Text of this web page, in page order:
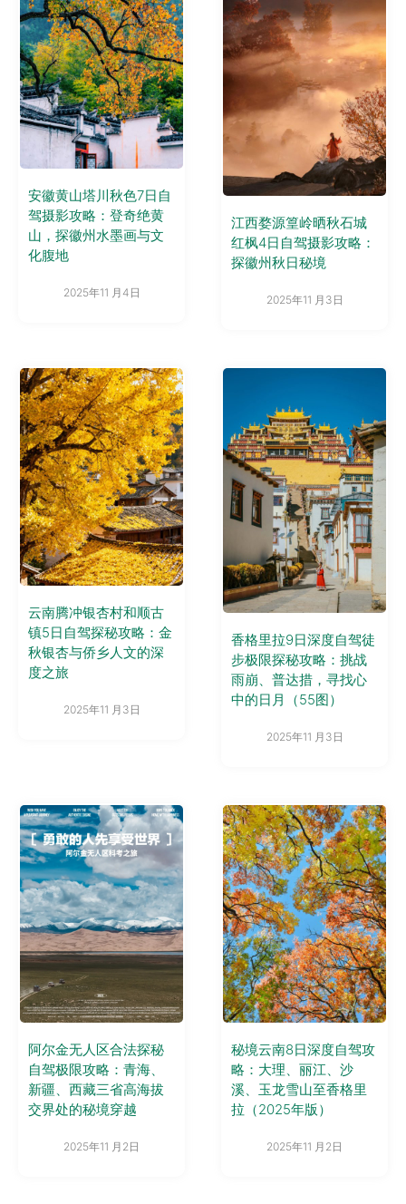
安徽黄山塔川秋色7日自
驾摄影攻略：登奇绝黄
山，探徽州水墨画与文
化腹地
2025年11 月4日
江西婺源篁岭晒秋石城
红枫4日自驾摄影攻略：
探徽州秋日秘境
2025年11 月3日
云南腾冲银杏村和顺古
镇5日自驾探秘攻略：金
秋银杏与侨乡人文的深
度之旅
2025年11 月3日
香格里拉9日深度自驾徒
步极限探秘攻略：挑战
雨崩、普达措，寻找心
中的日月（55图）
2025年11 月3日
阿尔金无人区合法探秘
自驾极限攻略：青海、
新疆、西藏三省高海拔
交界处的秘境穿越
2025年11 月2日
秘境云南8日深度自驾攻
略：大理、丽江、沙
溪、玉龙雪山至香格里
拉（2025年版）
2025年11 月2日